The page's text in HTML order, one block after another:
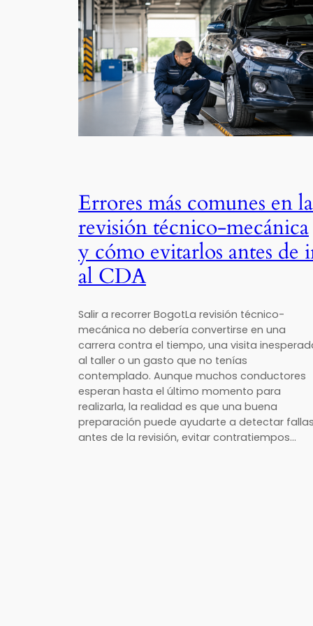
Errores más comunes en la
revisión técnico-mecánica
y cómo evitarlos antes de
al CDA
Salir a recorrer BogotLa revisión técnico-
mecánica no debería convertirse en una
carrera contra el tiempo, una visita
al taller o un gasto que no tenías
contemplado. Aunque muchos conductores
esperan hasta el último momento para
realizarla, la realidad es que una buena
preparación puede ayudarte a detectar
antes de la revisión, evitar contratiempos…